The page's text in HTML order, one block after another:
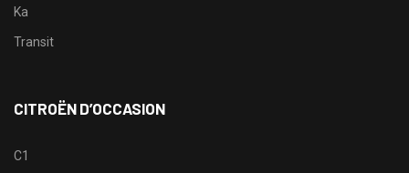
Ka
Transit
CITROËN D’OCCASION
C1